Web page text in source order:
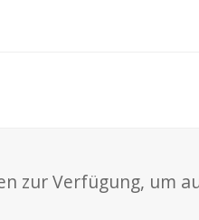
zur Verfügung, um